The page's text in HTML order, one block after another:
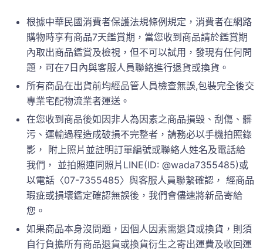
根據中華民國消費者保護法規條例規定，消費者在網路
購物時享有商品7天鑑賞期，當您收到商品請於鑑賞期
內取出商品鑑賞及檢視，但不可以試用，發現有任何問
題，可在7日內與客服人員聯絡進行退貨或換貨。
所有商品在出貨前均經品管人員檢查無誤,包裝完全後交
專業宅配物流業者運送。
在您收到商品後如因非人為因素之商品損毀、刮傷、髒
污、運輸過程造成破損不完整者，請務必以手機拍照錄
影， 附上照片並註明訂單編號或聯絡人姓名及電話給
我們， 並拍照連同照片LINE(ID: @wada7355485)或
以電話〈07-7355485〉與客服人員聯繫確認， 經商品
瑕疵或損壞鑑定確認無誤後，我們會儘速將新品寄給
您。
如果商品本身沒問題，因個人因素需退貨或換貨，則須
自行負擔所有商品退貨或換貨衍生之寄出運費及收回運